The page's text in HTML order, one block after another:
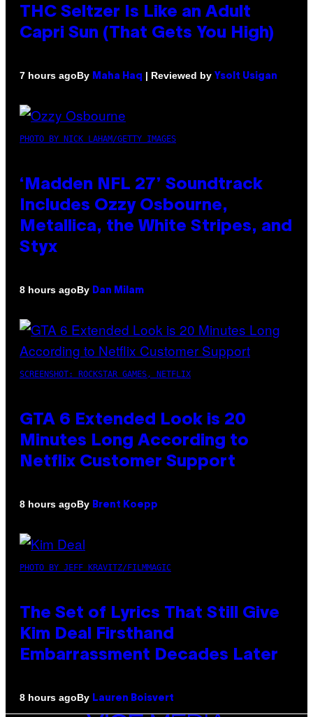
THC Seltzer Is Like an Adult
Capri Sun (That Gets You High)
7 hours agoBy Maha Haq | Reviewed by Ysolt Usigan
PHOTO BY NICK LAHAM/GETTY IMAGES
‘Madden NFL 27’ Soundtrack
Includes Ozzy Osbourne,
Metallica, the White Stripes, and
Styx
8 hours agoBy Dan Milam
SCREENSHOT: ROCKSTAR GAMES, NETFLIX
GTA 6 Extended Look is 20
Minutes Long According to
Netflix Customer Support
8 hours agoBy Brent Koepp
PHOTO BY JEFF KRAVITZ/FILMMAGIC
The Set of Lyrics That Still Give
Kim Deal Firsthand
Embarrassment Decades Later
8 hours agoBy Lauren Boisvert